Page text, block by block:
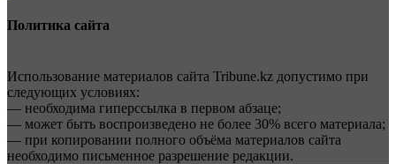
Политика сайта
Использование материалов сайта Tribune.kz допустимо при
следующих условиях:
— необходима гиперссылка в первом абзаце;
— может быть воспроизведено не более 30% всего материала;
— при копировании полного объёма материалов сайта
необходимо письменное разрешение редакции.